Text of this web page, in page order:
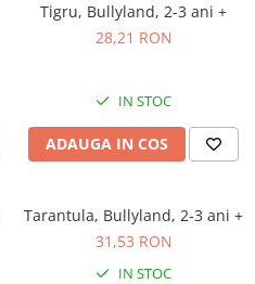
Tigru, Bullyland, 2-3 ani +
28,21 RON
IN STOC
ADAUGA IN COS
Tarantula, Bullyland, 2-3 ani +
31,53 RON
IN STOC